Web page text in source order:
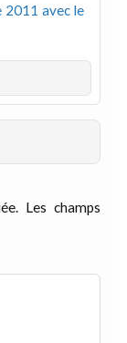
2011 avec le
Les champs